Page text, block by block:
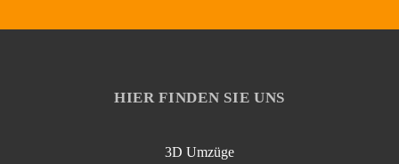
HIER FINDEN SIE UNS
3D Umzüge